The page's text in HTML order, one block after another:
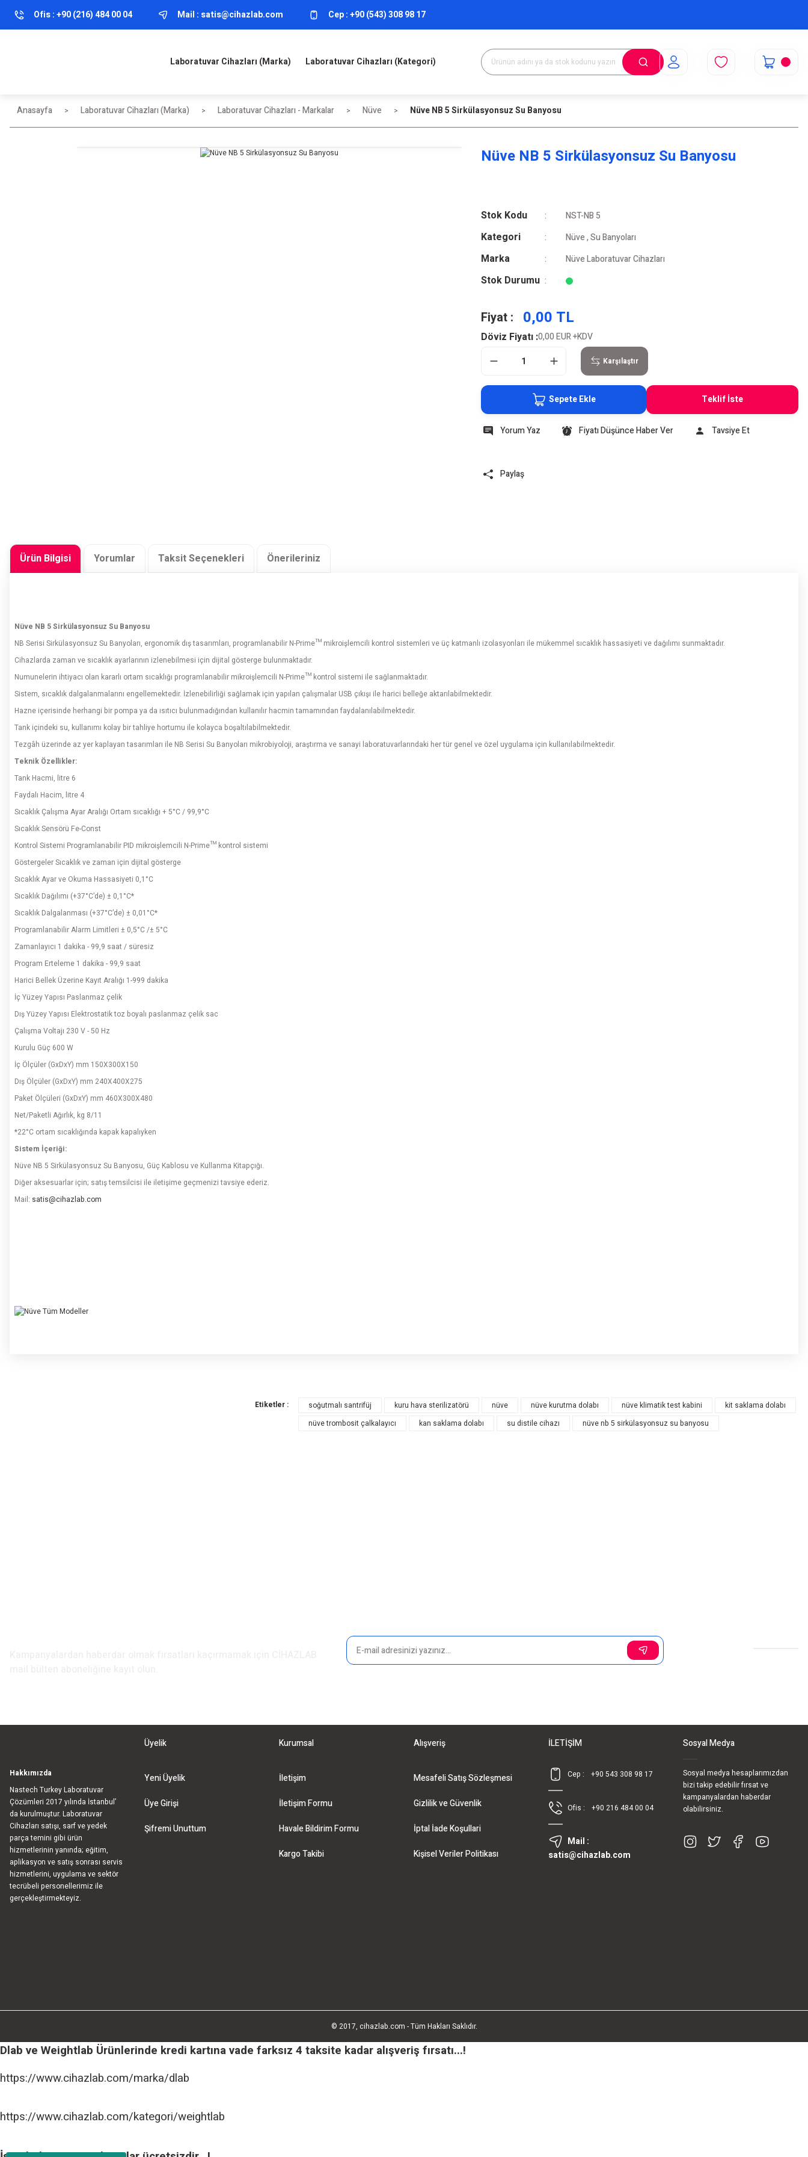
Ofis :+90 (216) 484 00 04 Mail : satis@cihazlab.com Cep :+90 (543) 308 98 17
Laboratuvar Cihazları (Marka) Laboratuvar Cihazları (Kategori)
Anasayfa Laboratuvar Cihazları (Marka) Laboratuvar Cihazları - Markalar Nüve Nüve NB 5 Sirkülasyonsuz Su Banyosu
Nüve NB 5 Sirkülasyonsuz Su Banyosu
Stok Kodu NST-NB 5
Kategori Nüve,Su Banyoları
Marka Nüve Laboratuvar Cihazları
Stok Durumu
Fiyat : 0,00 TL
Döviz Fiyatı :0,00 EUR+KDV
Karşılaştır
Sepete Ekle Teklif İste
Yorum Yaz Fiyatı Düşünce Haber Ver Tavsiye Et
Paylaş
Ürün Bilgisi Yorumlar Taksit Seçenekleri Önerileriniz
Nüve NB 5 Sirkülasyonsuz Su Banyosu
NB Serisi Sirkülasyonsuz Su Banyoları, ergonomik dış tasarımları, programlanabilir N-Prime™ mikroişlemcili kontrol sistemleri ve üç katmanlı izolasyonları ile mükemmel sıcaklık hassasiyeti ve dağılımı sunmaktadır.
Cihazlarda zaman ve sıcaklık ayarlarının izlenebilmesi için dijital gösterge bulunmaktadır.
Numunelerin ihtiyacı olan kararlı ortam sıcaklığı programlanabilir mikroişlemcili N-Prime™ kontrol sistemi ile sağlanmaktadır.
Sistem, sıcaklık dalgalanmalarını engellemektedir. İzlenebilirliği sağlamak için yapılan çalışmalar USB çıkışı ile harici belleğe aktarılabilmektedir.
Hazne içerisinde herhangi bir pompa ya da ısıtıcı bulunmadığından kullanılır hacmin tamamından faydalanılabilmektedir.
Tank içindeki su, kullanımı kolay bir tahliye hortumu ile kolayca boşaltılabilmektedir.
Tezgâh üzerinde az yer kaplayan tasarımları ile NB Serisi Su Banyoları mikrobiyoloji, araştırma ve sanayi laboratuvarlarındaki her tür genel ve özel uygulama için kullanılabilmektedir.
Teknik Özellikler:
Tank Hacmi, litre 6
Faydalı Hacim, litre 4
Sıcaklık Çalışma Ayar Aralığı Ortam sıcaklığı + 5°C / 99,9°C
Sıcaklık Sensörü Fe-Const
Kontrol Sistemi Programlanabilir PID mikroişlemcili N-Prime™ kontrol sistemi
Göstergeler Sıcaklık ve zaman için dijital gösterge
Sıcaklık Ayar ve Okuma Hassasiyeti 0,1°C
Sıcaklık Dağılımı (+37°C’de) ± 0,1°C*
Sıcaklık Dalgalanması (+37°C’de) ± 0,01°C*
Programlanabilir Alarm Limitleri ± 0,5°C /± 5°C
Zamanlayıcı 1 dakika - 99,9 saat / süresiz
Program Erteleme 1 dakika - 99,9 saat
Harici Bellek Üzerine Kayıt Aralığı 1-999 dakika
İç Yüzey Yapısı Paslanmaz çelik
Dış Yüzey Yapısı Elektrostatik toz boyalı paslanmaz çelik sac
Çalışma Voltajı 230 V - 50 Hz
Kurulu Güç 600 W
İç Ölçüler (GxDxY) mm 150X300X150
Dış Ölçüler (GxDxY) mm 240X400X275
Paket Ölçüleri (GxDxY) mm 460X300X480
Net/Paketli Ağırlık, kg 8/11
*22°C ortam sıcaklığında kapak kapalıyken
Sistem İçeriği:
Nüve NB 5 Sirkülasyonsuz Su Banyosu, Güç Kablosu ve Kullanma Kitapçığı.
Diğer aksesuarlar için; satış temsilcisi ile iletişime geçmenizi tavsiye ederiz.
Mail: satis@cihazlab.com
Etiketler : soğutmalı santrifüj kuru hava sterilizatörü nüve nüve kurutma dolabı nüve klimatik test kabini
kit saklama dolabı
nüve trombosit çalkalayıcı
kan saklama dolabı su distile cihazı nüve nb 5 sirkülasyonsuz su banyosu
Hakkımızda
Nastech Turkey Laboratuvar
Çözümleri 2017 yılında İstanbul’
da kurulmuştur. Laboratuvar
Cihazları satışı, sarf ve yedek
parça temini gibi ürün
hizmetlerinin yanında; eğitim,
aplikasyon ve satış sonrası servis
hizmetlerini, uygulama ve sektör
tecrübeli personellerimiz ile
gerçekleştirmekteyiz.
Üyelik
Yeni Üyelik
Üye Girişi
Şifremi Unuttum
Kurumsal
İletişim
İletişim Formu
Havale Bildirim Formu
Kargo Takibi
Alışveriş
Mesafeli Satış Sözleşmesi
Gizlilik ve Güvenlik
İptal İade Koşullari
Kişisel Veriler Politikası
İLETİŞİM
Cep : +90 543 308 98 17
Ofis : +90 216 484 00 04
Mail :
satis@cihazlab.com
Sosyal Medya
Sosyal medya hesaplarımızdan
bizi takip edebilir fırsat ve
kampanyalardan haberdar
olabilirsiniz.
© 2017, cihazlab.com - Tüm Hakları Saklıdır.
Dlab ve Weightlab Ürünlerinde kredi kartına vade farksız 4 taksite kadar alışveriş fırsatı...!
https://www.cihazlab.com/marka/dlab
https://www.cihazlab.com/kategori/weightlab